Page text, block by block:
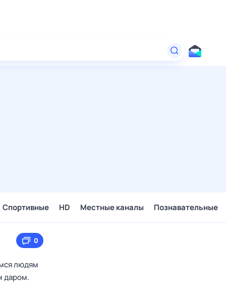
Спортивные HD Местные каналы Познавательные
0
людям
даром.